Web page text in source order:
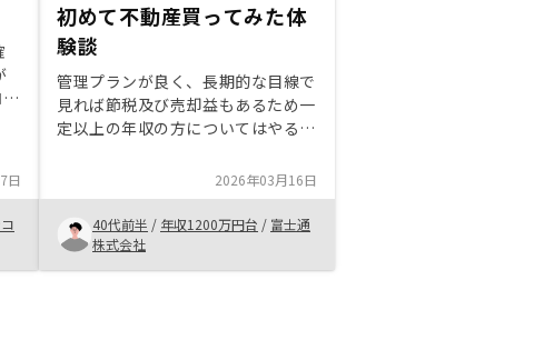
日
初めて不動産買ってみた体
験談
管理プランが良く、長期的な目線で
見れば節税及び売却益もあるため一
定以上の年収の方についてはやるべ
た。 リノシーの担当者様は玉石混
合であるため、しっかりと自分から
相談に乗ってもらい、情報を取得す
る必要があります。 契約条件につ
いてはちゃんと質問すればネガティ
2026年03月16日
40代前半 / 年収1200万円台 / 富士通
株式会社